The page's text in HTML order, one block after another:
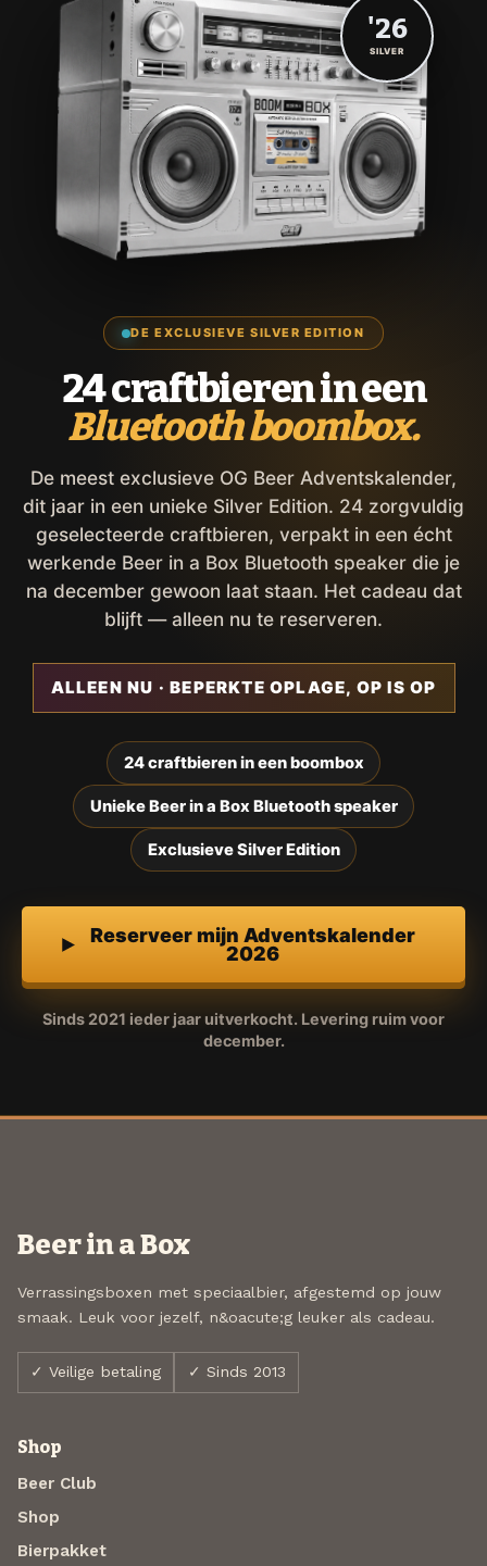
DE EXCLUSIEVE SILVER EDITION
24 craftbieren in een
Bluetooth boombox.
De meest exclusieve OG Beer Adventskalender,
dit jaar in een unieke Silver Edition. 24 zorgvuldig
geselecteerde craftbieren, verpakt in een écht
werkende Beer in a Box Bluetooth speaker die je
na december gewoon laat staan. Het cadeau dat
blijft — alleen nu te reserveren.
ALLEEN NU · BEPERKTE OPLAGE, OP IS OP
24 craftbieren in een boombox
Unieke Beer in a Box Bluetooth speaker
Exclusieve Silver Edition
Reserveer mijn Adventskalender
2026
Sinds 2021 ieder jaar uitverkocht. Levering ruim voor
december.
'26
SILVER
Beer in a Box
Verrassingsboxen met speciaalbier, afgestemd op jouw
smaak. Leuk voor jezelf, n&oacute;g leuker als cadeau.
✓ Veilige betaling ✓ Sinds 2013
Shop
Beer Club
Shop
Bierpakket